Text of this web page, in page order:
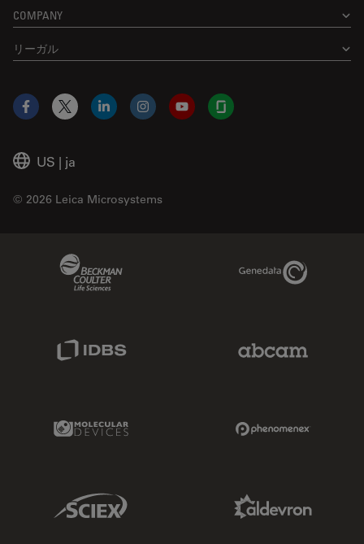
COMPANY
リーガル
US | ja
© 2026 Leica Microsystems
Facebook
X LinkedInInstagramYouTubeGlassdoor
Genedata Link
Molecular Devices Link
Sciex Link